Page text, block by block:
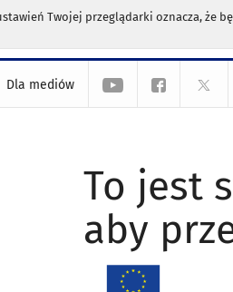
Twojej przeglądarki oznacza, że
Dla mediów
To jest
aby